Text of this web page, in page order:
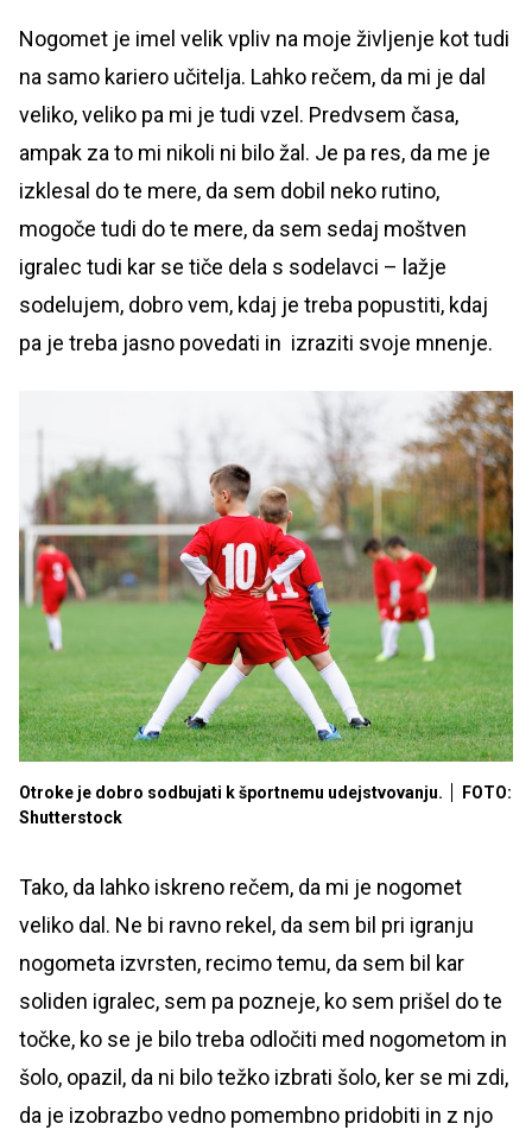
Nogomet je imel velik vpliv na moje življenje kot tudi
na samo kariero učitelja. Lahko rečem, da mi je dal
veliko, veliko pa mi je tudi vzel. Predvsem časa,
ampak za to mi nikoli ni bilo žal. Je pa res, da me je
izklesal do te mere, da sem dobil neko rutino,
mogoče tudi do te mere, da sem sedaj moštven
igralec tudi kar se tiče dela s sodelavci – lažje
sodelujem, dobro vem, kdaj je treba popustiti, kdaj
pa je treba jasno povedati in izraziti svoje mnenje.
Otroke je dobro sodbujati k športnemu udejstvovanju.
FOTO:
Shutterstock
Tako, da lahko iskreno rečem, da mi je nogomet
veliko dal. Ne bi ravno rekel, da sem bil pri igranju
nogometa izvrsten, recimo temu, da sem bil kar
soliden igralec, sem pa pozneje, ko sem prišel do te
točke, ko se je bilo treba odločiti med nogometom in
šolo, opazil, da ni bilo težko izbrati šolo, ker se mi zdi,
da je izobrazbo vedno pomembno pridobiti in z njo